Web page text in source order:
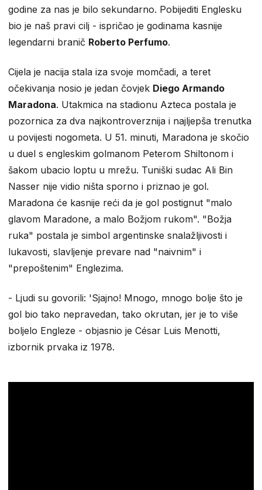
godine za nas je bilo sekundarno. Pobijediti Englesku
bio je naš pravi cilj - ispričao je godinama kasnije
legendarni branič Roberto Perfumo.
Cijela je nacija stala iza svoje momčadi, a teret
očekivanja nosio je jedan čovjek Diego Armando
Maradona. Utakmica na stadionu Azteca postala je
pozornica za dva najkontroverznija i najljepša trenutka
u povijesti nogometa. U 51. minuti, Maradona je skočio
u duel s engleskim golmanom Peterom Shiltonom i
šakom ubacio loptu u mrežu. Tuniški sudac Ali Bin
Nasser nije vidio ništa sporno i priznao je gol.
Maradona će kasnije reći da je gol postignut "malo
glavom Maradone, a malo Božjom rukom". "Božja
ruka" postala je simbol argentinske snalažljivosti i
lukavosti, slavljenje prevare nad "naivnim" i
"prepoštenim" Englezima.
- Ljudi su govorili: 'Sjajno! Mnogo, mnogo bolje što je
gol bio tako nepravedan, tako okrutan, jer je to više
boljelo Engleze - objasnio je César Luis Menotti,
izbornik prvaka iz 1978.